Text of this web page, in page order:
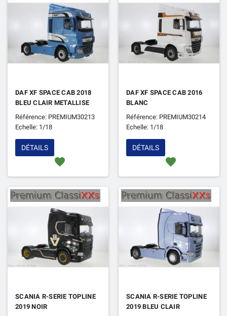
DAF XF SPACE CAB 2018
BLEU CLAIR METALLISE
Référence: PREMIUM30213
Echelle: 1/18
favorite
DÉTAILS
DAF XF SPACE CAB 2016
BLANC
Référence: PREMIUM30214
Echelle: 1/18
favorite
DÉTAILS
SCANIA R-SERIE TOPLINE
2019 NOIR
SCANIA R-SERIE TOPLINE
2019 BLEU CLAIR